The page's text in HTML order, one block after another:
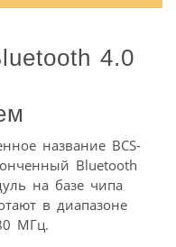
4.0
название BCS-
Bluetooth
на базе чипа
в диапазоне
МГц.